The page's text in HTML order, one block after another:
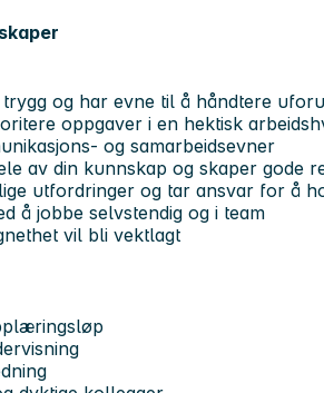
og har evne til å håndtere
oppgaver i en hektisk
og samarbeidsevner
av din kunnskap og skaper gode
utfordringer og tar ansvar for å
å jobbe selvstendig og i team
vil bli vektlagt